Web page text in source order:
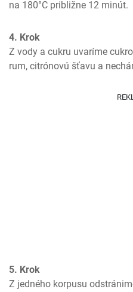
na 180°C približne 12 minút.
4. Krok
Z vody a cukru uvaríme
rum, citrónovú šťavu a
5. Krok
Z jedného korpusu